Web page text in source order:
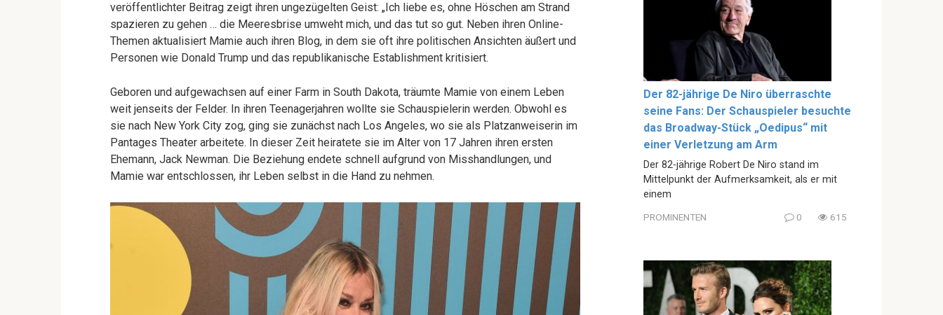
veröffentlichter Beitrag zeigt ihren ungezügelten Geist: „Ich liebe es, ohne Höschen am Strand
spazieren zu gehen … die Meeresbrise umweht mich, und das tut so gut. Neben ihren Online-
Themen aktualisiert Mamie auch ihren Blog, in dem sie oft ihre politischen Ansichten äußert und
Personen wie Donald Trump und das republikanische Establishment kritisiert.
Geboren und aufgewachsen auf einer Farm in South Dakota, träumte Mamie von einem Leben
weit jenseits der Felder. In ihren Teenagerjahren wollte sie Schauspielerin werden. Obwohl es
sie nach New York City zog, ging sie zunächst nach Los Angeles, wo sie als Platzanweiserin im
Pantages Theater arbeitete. In dieser Zeit heiratete sie im Alter von 17 Jahren ihren ersten
Ehemann, Jack Newman. Die Beziehung endete schnell aufgrund von Misshandlungen, und
Mamie war entschlossen, ihr Leben selbst in die Hand zu nehmen.
Der 82-jährige De Niro überraschte
seine Fans: Der Schauspieler besuchte
das Broadway-Stück „Oedipus“ mit
einer Verletzung am Arm
Der 82-jährige Robert De Niro stand im
Mittelpunkt der Aufmerksamkeit, als er mit
einem
PROMINENTEN 0 615